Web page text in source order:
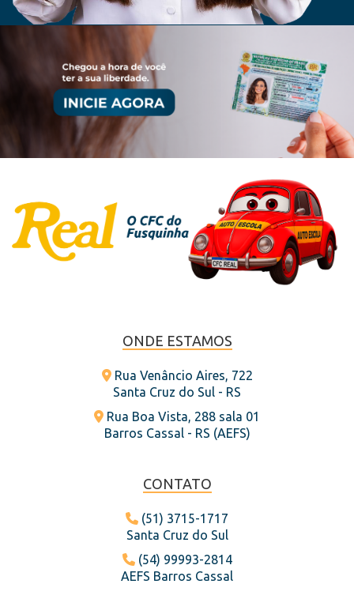
ONDE ESTAMOS
Rua Venâncio Aires, 722
Santa Cruz do Sul - RS
Rua Boa Vista, 288 sala 01
Barros Cassal - RS (AEFS)
CONTATO
(51) 3715-1717
Santa Cruz do Sul
(54) 99993-2814
AEFS Barros Cassal